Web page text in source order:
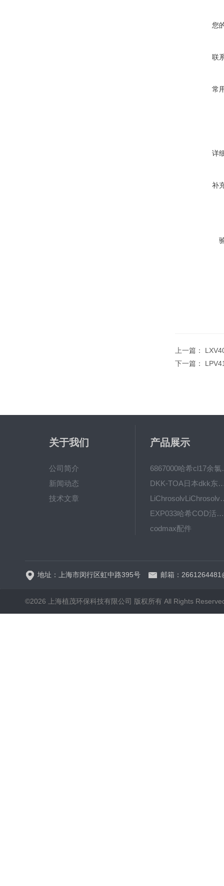
您
联
常
详
补
上一篇：
下一篇：
关于我们
公司简介
新闻动态
技术文章
产品展示
6867000
DKK-TOA日本dkk东亚电
EXP033哈希COD活塞泵价格 EXP033
codmax配件
地址：上海市闵行区虹中路395号 邮箱：
©2026 上海植茂环保科技有限公司 版权所有 All Rights